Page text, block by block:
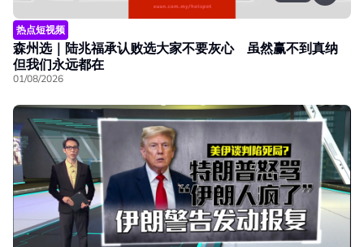
热点短视频
森州选｜陆兆福承认败选大家不要灰心 虽然赢不到真纳
但我们永远都在
01/08/2026